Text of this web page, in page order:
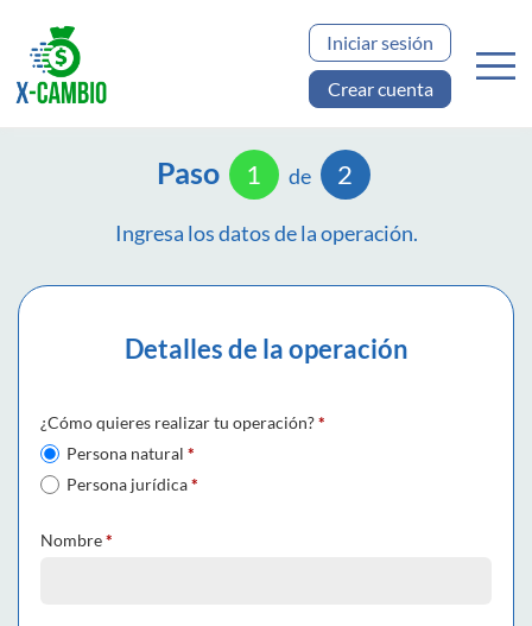
Iniciar sesión
Crear cuenta
Paso 1 de 2
Ingresa los datos de la operación.
Detalles de la operación
¿Cómo quieres realizar tu operación?*
Persona natural *
Persona jurídica*
Nombre*